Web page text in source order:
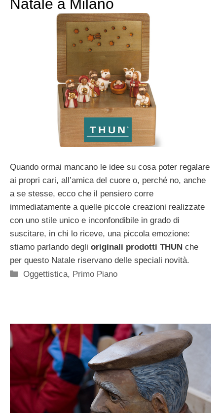
Natale a Milano
Quando ormai mancano le idee su cosa poter regalare
ai propri cari, all’amica del cuore o, perché no, anche
a se stesse, ecco che il pensiero corre
immediatamente a quelle piccole creazioni realizzate
con uno stile unico e inconfondibile in grado di
suscitare, in chi lo riceve, una piccola emozione:
stiamo parlando degli originali prodotti THUN che
per questo Natale riservano delle speciali novità.
Categorie
Oggettistica, Primo Piano